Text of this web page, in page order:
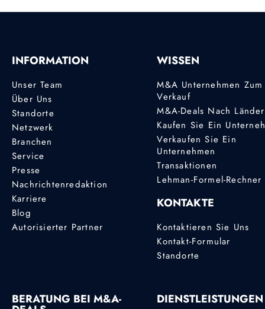
INFORMATION
Unser Team
Über Uns
Standorte
Netzwerk
Branchen
Service
Presse
Nachrichtenredaktion
Karriere
Blog
Autorisierter Partner
WISSEN
M&A Unternehmen Zum
Verkauf
M&A-Deals Nach
Kaufen Sie Ein
Verkaufen Sie Ein
Unternehmen
Transaktionen
Lehman-Formel-Rechner
KONTAKTE
Kontaktieren Sie Uns
Kontakt-Formular
Standorte
BERATUNG BEI M&A- DIENSTLEISTUNGEN